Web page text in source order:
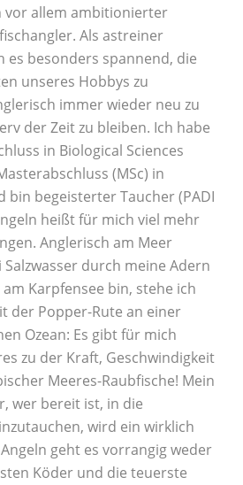
vor allem ambitionierter
Als astreiner
es besonders spannend, die
unseres Hobbys zu
immer wieder neu zu
der Zeit zu bleiben. Ich habe
in Biological Sciences
(MSc) in
bin begeisterter Taucher (PADI
heißt für mich viel mehr
Anglerisch am Meer
durch meine Adern
Karpfensee bin, stehe ich
der Popper-Rute an einer
Ozean: Es gibt für mich
zu der Kraft, Geschwindigkeit
Meeres-Raubfische! Mein
wer bereit ist, in die
wird ein wirklich
geht es vorrangig weder
Köder und die teuerste